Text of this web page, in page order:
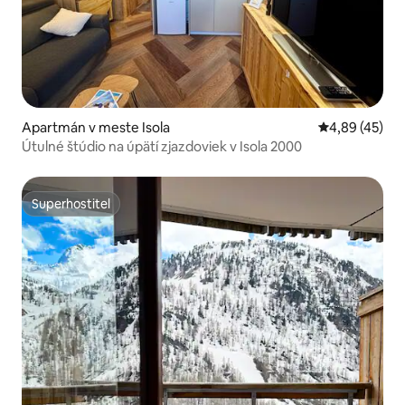
Apartmán v meste Isola Priemerné
4,89 (45)
Útulné štúdio na úpätí zjazdoviek v Isola 2000
Superhostiteľ
Superhostiteľ